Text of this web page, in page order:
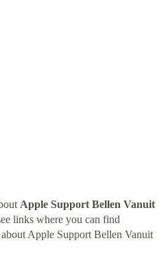
Apple Support Bellen Vanuit
links where you can find
Apple Support Bellen Vanuit